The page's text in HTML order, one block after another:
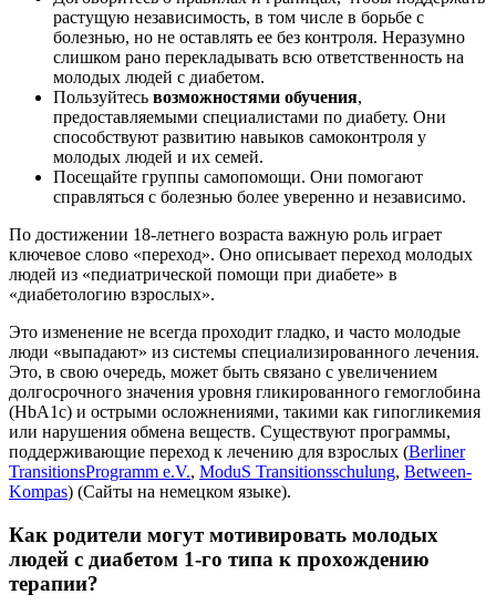
растущую независимость, в том числе в борьбе с
болезнью, но не оставлять ее без контроля. Неразумно
слишком рано перекладывать всю ответственность на
молодых людей с диабетом.
Пользуйтесь возможностями обучения,
предоставляемыми специалистами по диабету. Они
способствуют развитию навыков самоконтроля у
молодых людей и их семей.
Посещайте группы самопомощи. Они помогают
справляться с болезнью более уверенно и независимо.
По достижении 18-летнего возраста важную роль играет
ключевое слово «переход». Оно описывает переход молодых
людей из «педиатрической помощи при диабете» в
«диабетологию взрослых».
Это изменение не всегда проходит гладко, и часто молодые
люди «выпадают» из системы специализированного лечения.
Это, в свою очередь, может быть связано с увеличением
долгосрочного значения уровня гликированного гемоглобина
(HbA1c) и острыми осложнениями, такими как гипогликемия
или нарушения обмена веществ. Существуют программы,
поддерживающие переход к лечению для взрослых (Berliner
TransitionsProgramm e.V., ModuS Transitionsschulung, Between-
Kompas) (Сайты на немецком языке).
Как родители могут мотивировать молодых
людей с диабетом 1-го типа к прохождению
терапии?